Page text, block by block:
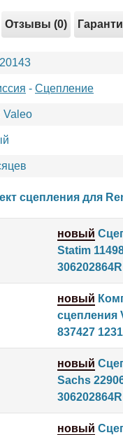
Отзывы (0)
- Сцепление
Valeo
сцепления для
новый
Statim
306202864R
новый
сцепления
837427
новый
Sachs
306202864R
новый